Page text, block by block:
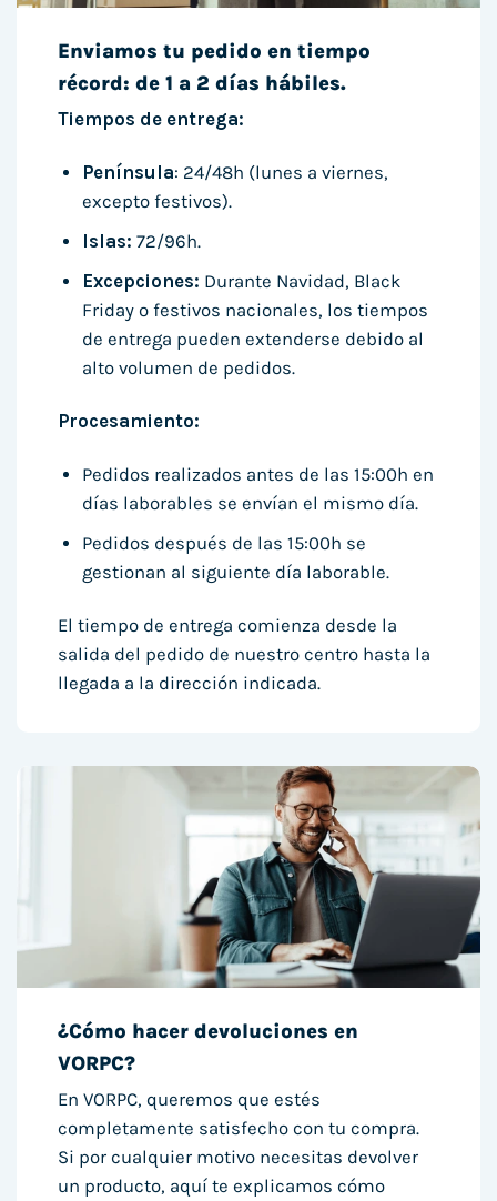
Enviamos tu pedido en tiempo
récord: de 1 a 2 días hábiles.
Tiempos de entrega:
Península: 24/48h (lunes a viernes,
excepto festivos).
Islas: 72/96h.
Excepciones: Durante Navidad, Black
Friday o festivos nacionales, los tiempos
de entrega pueden extenderse debido al
alto volumen de pedidos.
Procesamiento:
Pedidos realizados antes de las 15:00h en
días laborables se envían el mismo día.
Pedidos después de las 15:00h se
gestionan al siguiente día laborable.
El tiempo de entrega comienza desde la
salida del pedido de nuestro centro hasta la
llegada a la dirección indicada.
¿Cómo hacer devoluciones en
VORPC?
En VORPC, queremos que estés
completamente satisfecho con tu compra.
Si por cualquier motivo necesitas devolver
un producto, aquí te explicamos cómo